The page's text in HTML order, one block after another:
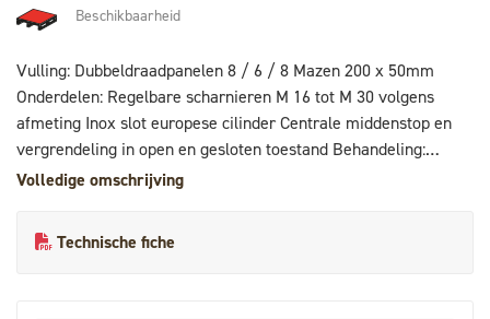
Beschikbaarheid
Vulling: Dubbeldraadpanelen 8 / 6 / 8 Mazen 200 x 50mm
Onderdelen: Regelbare scharnieren M 16 tot M 30 volgens
afmeting Inox slot europese cilinder Centrale middenstop en
vergrendeling in open en gesloten toestand Behandeling:
galvanisatie + poedercoating polyester 80 µ
Volledige omschrijving
Technische fiche